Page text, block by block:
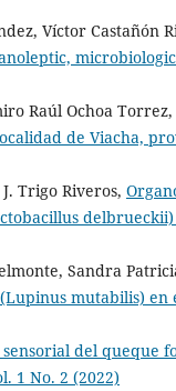
Víctor Castañón
Raúl Ochoa Torrez,
de Viacha,
Trigo Riveros,
delbrueckii)
Sandra
mutabilis) en
del queque
1 No. 2 (2022)